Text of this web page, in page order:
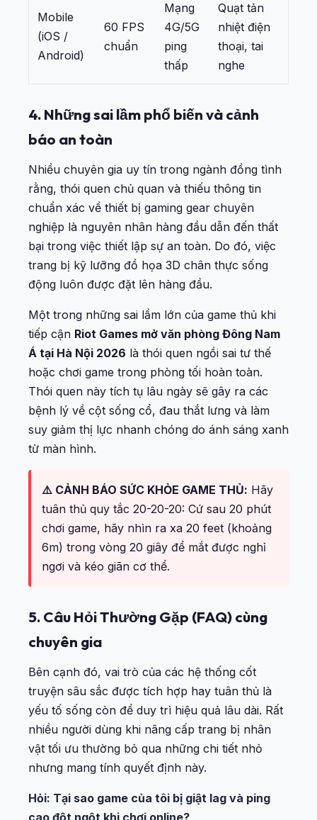
Mobile
(iOS /
Android)
60 FPS
chuẩn
Mạng
4G/5G
ping
thấp
Quạt tản
nhiệt điện
thoại, tai
nghe
4. Những sai lầm phổ biến và cảnh
báo an toàn
Nhiều chuyên gia uy tín trong ngành đồng tình
rằng, thói quen chủ quan và thiếu thông tin
chuẩn xác về thiết bị gaming gear chuyên
nghiệp là nguyên nhân hàng đầu dẫn đến thất
bại trong việc thiết lập sự an toàn. Do đó, việc
trang bị kỹ lưỡng đồ họa 3D chân thực sống
động luôn được đặt lên hàng đầu.
Một trong những sai lầm lớn của game thủ khi
tiếp cận Riot Games mở văn phòng Đông Nam
Á tại Hà Nội 2026 là thói quen ngồi sai tư thế
hoặc chơi game trong phòng tối hoàn toàn.
Thói quen này tích tụ lâu ngày sẽ gây ra các
bệnh lý về cột sống cổ, đau thắt lưng và làm
suy giảm thị lực nhanh chóng do ánh sáng xanh
từ màn hình.
⚠️ CẢNH BÁO SỨC KHỎE GAME THỦ: Hãy
tuân thủ quy tắc 20-20-20: Cứ sau 20 phút
chơi game, hãy nhìn ra xa 20 feet (khoảng
6m) trong vòng 20 giây để mắt được nghỉ
ngơi và kéo giãn cơ thể.
5. Câu Hỏi Thường Gặp (FAQ) cùng
chuyên gia
Bên cạnh đó, vai trò của các hệ thống cốt
truyện sâu sắc được tích hợp hay tuân thủ là
yếu tố sống còn để duy trì hiệu quả lâu dài. Rất
nhiều người dùng khi nâng cấp trang bị nhân
vật tối ưu thường bỏ qua những chi tiết nhỏ
nhưng mang tính quyết định này.
Hỏi: Tại sao game của tôi bị giật lag và ping
cao đột ngột khi chơi online?